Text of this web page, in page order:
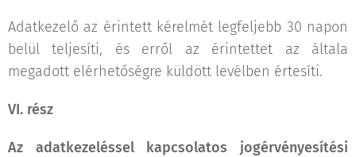
Adatkezelő az érintett kérelmét legfeljebb 30 napon
belül teljesíti, és erről az érintettet az általa
megadott elérhetőségre küldött levélben értesíti.
VI. rész
Az adatkezeléssel kapcsolatos jogérvényesítési